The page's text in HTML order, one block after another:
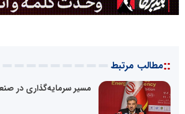
::مطالب مرتبط
مسیر سرمایه‌گذاری در